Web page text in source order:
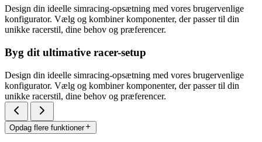
Design din ideelle simracing-opsætning med vores brugervenlige
konfigurator. Vælg og kombiner komponenter, der passer til din
unikke racerstil, dine behov og præferencer.
Byg dit ultimative racer-setup
Design din ideelle simracing-opsætning med vores brugervenlige
konfigurator. Vælg og kombiner komponenter, der passer til din
unikke racerstil, dine behov og præferencer.
Opdag flere funktioner